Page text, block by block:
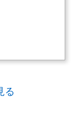
る